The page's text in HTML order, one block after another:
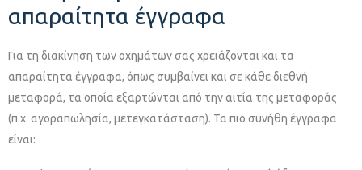
απαραίτητα έγγραφα
Για τη διακίνηση των οχημάτων σας χρειάζονται και τα
απαραίτητα έγγραφα, όπως συμβαίνει και σε κάθε διεθνή
μεταφορά, τα οποία εξαρτώνται από την αιτία της μεταφοράς
(π.χ. αγοραπωλησία, μετεγκατάσταση). Τα πιο συνήθη έγγραφα
είναι: